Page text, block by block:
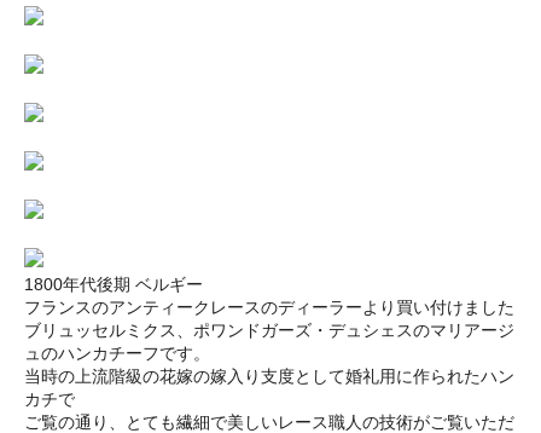
1800年代後期 ベルギー
フランスのアンティークレースのディーラーより買い付けました
ブリュッセルミクス、ポワンドガーズ・デュシェスのマリアージ
ュのハンカチーフです。
当時の上流階級の花嫁の嫁入り支度として婚礼用に作られたハン
カチで
ご覧の通り、とても繊細で美しいレース職人の技術がご覧いただ